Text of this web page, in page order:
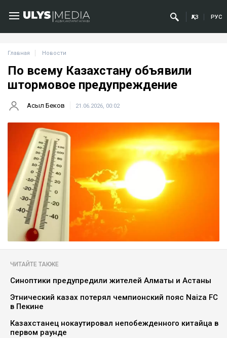
ҚАЗ РУС
Главная Новости
По всему Казахстану объявили
штормовое предупреждение
Асыл Беков 21.06.2026, 00:02
ЧИТАЙТЕ ТАКЖЕ
Синоптики предупредили жителей Алматы и Астаны
Этнический казах потерял чемпионский пояс Naiza FC
в Пекине
Казахстанец нокаутировал непобежденного китайца в
первом раунде